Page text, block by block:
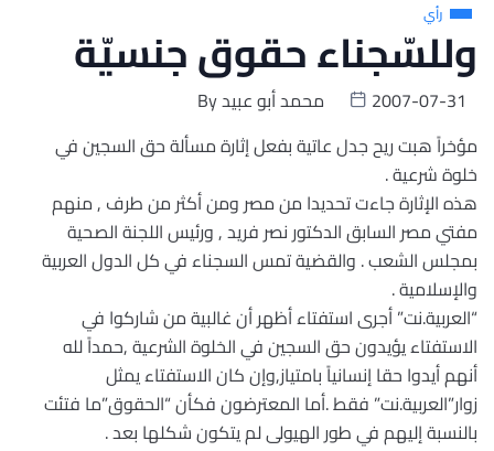
رأي
وللسّجناء حقوق جنسيّة
Byمحمد أبو عبيد
2007-07-31
مؤخراً هبت ريح جدل عاتية بفعل إثارة مسألة حق السجين في
خلوة شرعية .
هذه الإثارة جاءت تحديدا من مصر ومن أكثر من طرف , منهم
مفتي مصر السابق الدكتور نصر فريد , ورئيس اللجنة الصحية
بمجلس الشعب . والقضية تمس السجناء في كل الدول العربية
والإسلامية .
“العربية.نت” أجرى استفتاء أظهر أن غالبية من شاركوا في
الاستفتاء يؤيدون حق السجين في الخلوة الشرعية ,حمداً لله
أنهم أيدوا حقا إنسانياً بامتياز,وإن كان الاستفتاء يمثل
زوار”العربية.نت” فقط .أما المعترضون فكأن “الحقوق”ما فتئت
بالنسبة إليهم في طور الهيولى لم يتكون شكلها بعد .